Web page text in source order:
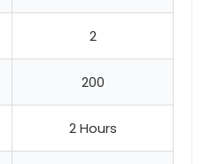
2
200
2 Hours